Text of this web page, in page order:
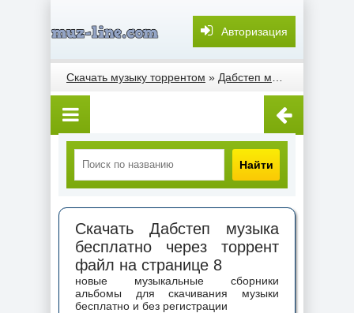
Авторизация
Скачать музыку торрентом » Дабстеп музыка
Найти
Скачать Дабстеп музыка
бесплатно через торрент
файл на странице 8
новые музыкальные сборники
альбомы для скачивания музыки
бесплатно и без регистрации